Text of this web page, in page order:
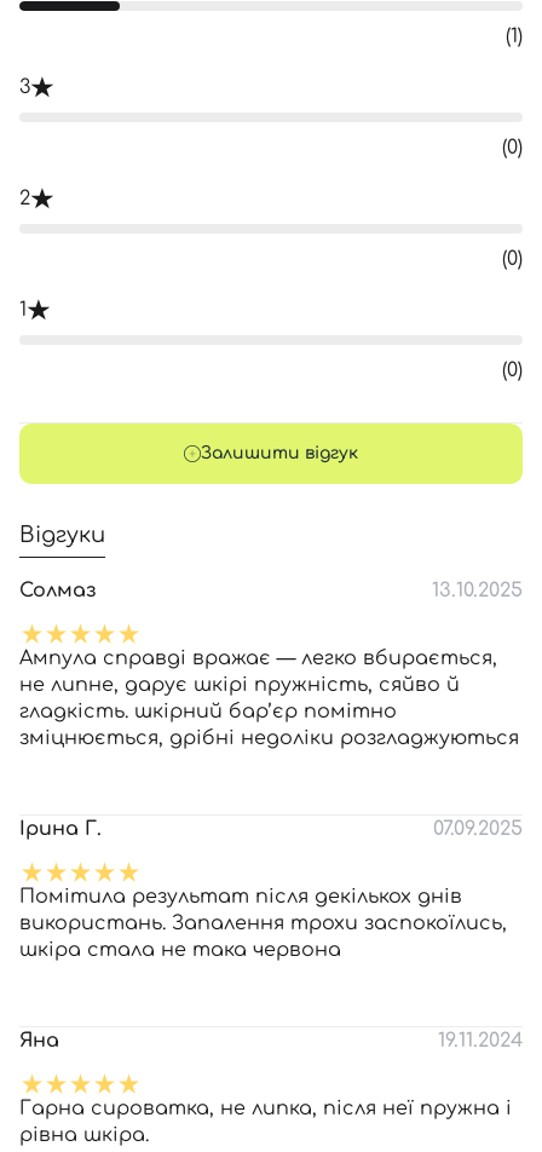
(1)
3
(0)
2
(0)
1
(0)
Залишити відгук
Відгуки
Солмаз 13.10.2025
Ампула справді вражає — легко вбирається,
не липне, дарує шкірі пружність, сяйво й
гладкість. шкірний бар’єр помітно
зміцнюється, дрібні недоліки розгладжуються
Ірина Г. 07.09.2025
Помітила результат після декількох днів
використань. Запалення трохи заспокоїлись,
шкіра стала не така червона
Яна 19.11.2024
Гарна сироватка, не липка, після неї пружна і
рівна шкіра.